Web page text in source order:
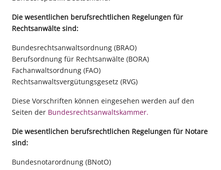
Die wesentlichen berufsrechtlichen Regelungen für
Rechtsanwälte sind:
Bundesrechtsanwaltsordnung (BRAO)
Berufsordnung für Rechtsanwälte (BORA)
Fachanwaltsordnung (FAO)
Rechtsanwaltsvergütungsgesetz (RVG)
Diese Vorschriften können eingesehen werden auf den
Seiten der Bundesrechtsanwaltskammer.
Die wesentlichen berufsrechtlichen Regelungen für Notare
sind:
Bundesnotarordnung (BNotO)